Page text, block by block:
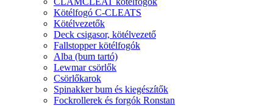
Kötélfogó C-CLEATS
Kötélvezetők
Deck csigasor, kötélvezető
Fallstopper kötélfogók
Alba (bum tartó)
Lewmar csörlők
Csörlőkarok
Spinakker bum és kiegészítők
Fockrollerek és forgók Ronstan